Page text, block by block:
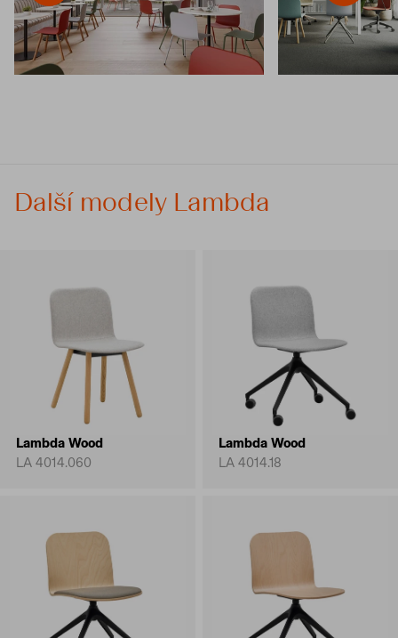
Další modely Lambda
Lambda Wood
LA 4014.060
Lambda Wood
LA 4014.18